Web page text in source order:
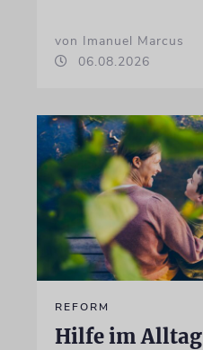
von Imanuel Marcus
06.08.2026
REFORM
Hilfe im Alltag